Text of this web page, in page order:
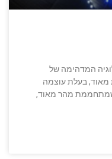
המדהימה של
מאוד, בעלת עוצמה
שמתחממת מהר מאוד,